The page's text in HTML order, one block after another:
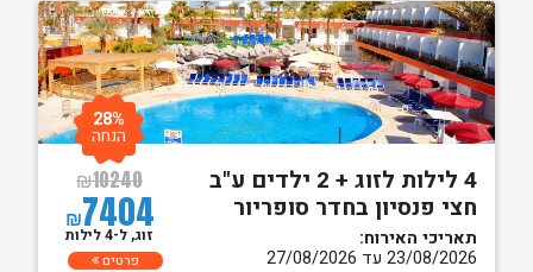
4 לילות לזוג + 2 ילדים ע"ב
חצי פנסיון בחדר סופריור
תאריכי האירוח:
23/08/2026 עד 27/08/2026
₪10240
₪7404
28%
הנחה
זוג, ל-4 לילות
פרטים